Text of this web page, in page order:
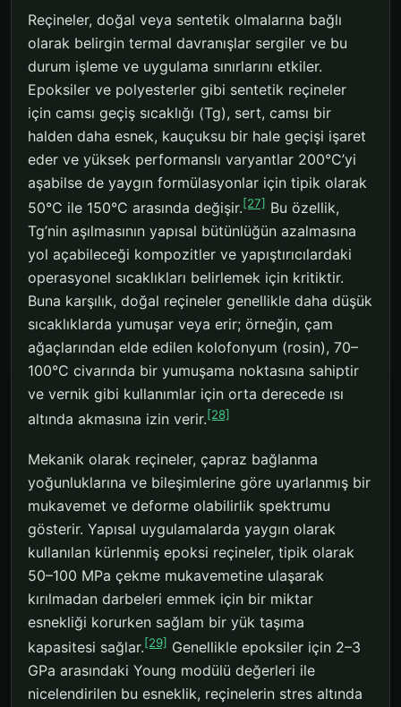
Reçineler, doğal veya sentetik olmalarına bağlı
olarak belirgin termal davranışlar sergiler ve bu
durum işleme ve uygulama sınırlarını etkiler.
Epoksiler ve polyesterler gibi sentetik reçineler
için camsı geçiş sıcaklığı (Tg), sert, camsı bir
halden daha esnek, kauçuksu bir hale geçişi işaret
eder ve yüksek performanslı varyantlar 200°C’yi
aşabilse de yaygın formülasyonlar için tipik olarak
50°C ile 150°C arasında değişir.[27] Bu özellik,
Tg’nin aşılmasının yapısal bütünlüğün azalmasına
yol açabileceği kompozitler ve yapıştırıcılardaki
operasyonel sıcaklıkları belirlemek için kritiktir.
Buna karşılık, doğal reçineler genellikle daha düşük
sıcaklıklarda yumuşar veya erir; örneğin, çam
ağaçlarından elde edilen kolofonyum (rosin), 70–
100°C civarında bir yumuşama noktasına sahiptir
ve vernik gibi kullanımlar için orta derecede ısı
altında akmasına izin verir.[28]
Mekanik olarak reçineler, çapraz bağlanma
yoğunluklarına ve bileşimlerine göre uyarlanmış bir
mukavemet ve deforme olabilirlik spektrumu
gösterir. Yapısal uygulamalarda yaygın olarak
kullanılan kürlenmiş epoksi reçineler, tipik olarak
50–100 MPa çekme mukavemetine ulaşarak
kırılmadan darbeleri emmek için bir miktar
esnekliği korurken sağlam bir yük taşıma
kapasitesi sağlar.[29] Genellikle epoksiler için 2–3
GPa arasındaki Young modülü değerleri ile
nicelendirilen bu esneklik, reçinelerin stres altında